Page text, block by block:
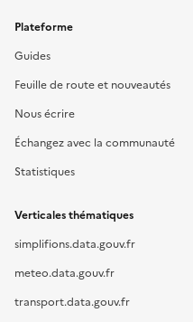
Plateforme
Guides
Feuille de route et nouveautés
Nous écrire
Échangez avec la communauté
Statistiques
Verticales thématiques
simplifions.data.gouv.fr
meteo.data.gouv.fr
transport.data.gouv.fr